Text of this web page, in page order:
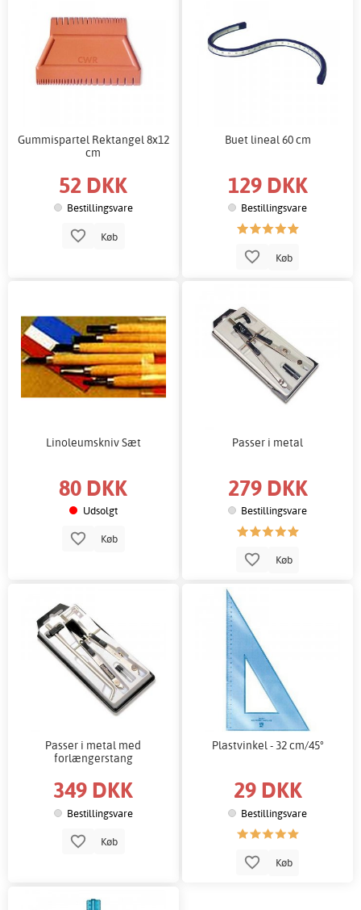
Gummispartel Rektangel 8x12
cm
52 DKK
Bestillingsvare
Køb
Buet lineal 60 cm
129 DKK
Bestillingsvare
Køb
Linoleumskniv Sæt
80 DKK
Udsolgt
Køb
Passer i metal
279 DKK
Bestillingsvare
Køb
Passer i metal med
forlængerstang
349 DKK
Bestillingsvare
Køb
Plastvinkel - 32 cm/45°
29 DKK
Bestillingsvare
Køb